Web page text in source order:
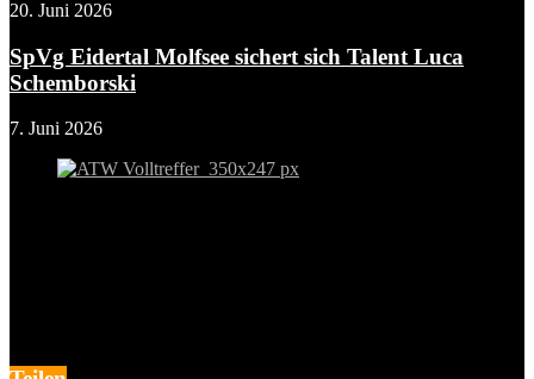
20. Juni 2026
SpVg Eidertal Molfsee sichert sich Talent Luca
Schemborski
7. Juni 2026